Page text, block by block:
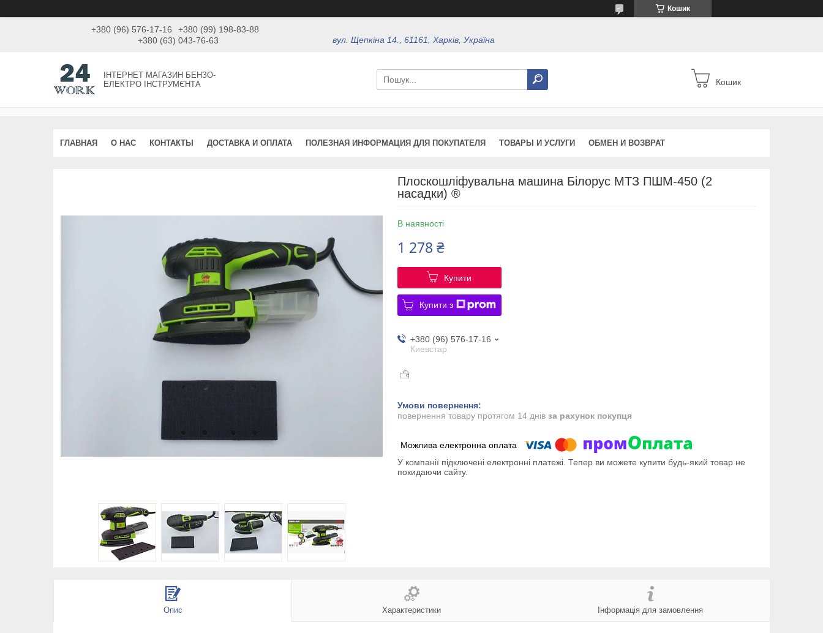
Кошик
+380 (96) 576-17-16
+380 (99) 198-83-88
+380 (63) 043-76-63
вул. Щепкіна 14., 61161, Харків, Україна
ІНТЕРНЕТ МАГАЗИН БЕНЗО-
ЕЛЕКТРО ІНСТРУМЄНТА
Кошик
ГЛАВНАЯ О НАС КОНТАКТЫ ДОСТАВКА И ОПЛАТА ПОЛЕЗНАЯ ИНФОРМАЦИЯ ДЛЯ ПОКУПАТЕЛЯ ТОВАРЫ И УСЛУГИ ОБМЕН И ВОЗВРАТ
Плоскошліфувальна машина Білорус МТЗ ПШМ-450 (2
насадки) ®
В наявності
1 278 ₴
Купити
Купити з
+380 (96) 576-17-16
Киевстар
повернення товару протягом 14 днів за рахунок покупця
У компанії підключені електронні платежі. Тепер ви можете купити будь-який товар не
покидаючи сайту.
Опис Характеристики Інформація для замовлення